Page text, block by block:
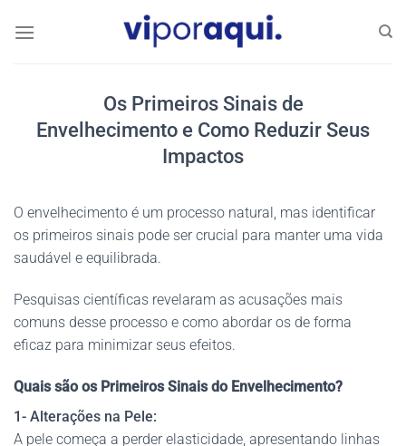
Os Primeiros Sinais de
Envelhecimento e Como Reduzir Seus
Impactos
O envelhecimento é um processo natural, mas identificar
os primeiros sinais pode ser crucial para manter uma vida
saudável e equilibrada.
Pesquisas científicas revelaram as acusações mais
comuns desse processo e como abordar os de forma
eficaz para minimizar seus efeitos.
Quais são os Primeiros Sinais do Envelhecimento?
1- Alterações na Pele:
A pele começa a perder elasticidade, apresentando linhas